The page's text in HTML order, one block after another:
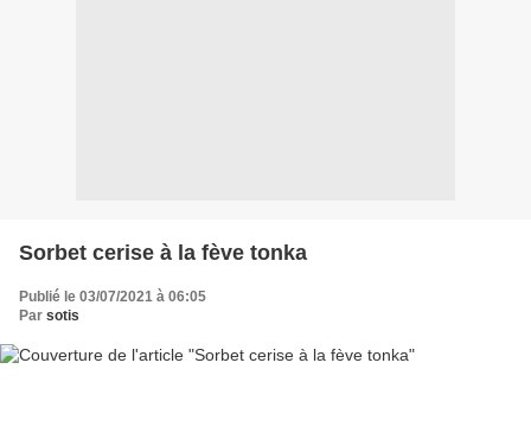
Sorbet cerise à la fève tonka
Publié le 03/07/2021 à 06:05
Par sotis